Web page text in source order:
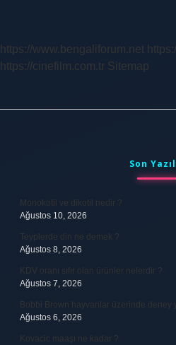
https://www.bengaliforum.net
https://cinefilm.com.tr Sitemap
Son
Monokotil ve dikotil nedir ?
Ağustos 10, 2026
Teyplerde din ne demek ?
Ağustos 8, 2026
KDV oranı sıfır olan ürünler nelerdir ?
Ağustos 7, 2026
Bobbi Brown hayvanlar üzerinde deney
Ağustos 6, 2026
Kovacic maaşı ne kadar ?